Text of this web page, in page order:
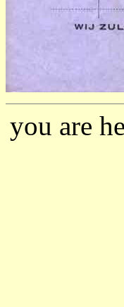
you are